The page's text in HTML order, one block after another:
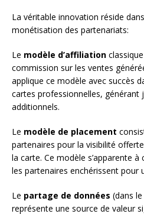
La véritable innovation réside
monétisation des partenariats:
Le modèle d’affiliation
commission sur les ventes
applique ce modèle avec succès
cartes professionnelles, générant
additionnels.
Le modèle de placement
partenaires pour la visibilité
la carte. Ce modèle s’apparente
les partenaires enchérissent pour
Le partage de données (dans
représente une source de valeur